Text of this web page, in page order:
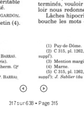
317 sur 638 • Page 315